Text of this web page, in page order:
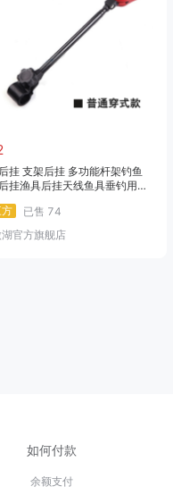
挂 支架后挂 多功能杆架钓鱼
挂渔具后挂天线鱼具垂钓用品
已售 74
官方旗舰店
如何付款
余额支付